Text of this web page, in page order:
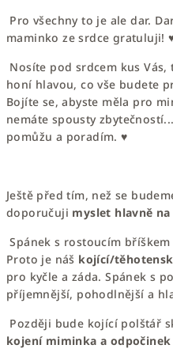
Pro všechny to je ale dar.
maminko ze srdce gratuluji!
Nosíte pod srdcem kus Vás,
honí hlavou, co vše budete
Bojíte se, abyste měla pro
nemáte spousty
pomůžu a poradím. ♥
Ještě před tím, než se
doporučuji myslet hlavně na
Spánek s rostoucím
Proto je náš kojící/
pro kyčle a záda. Spánek s
příjemnější, pohodlnější a
Později bude kojící polštář
kojení miminka a